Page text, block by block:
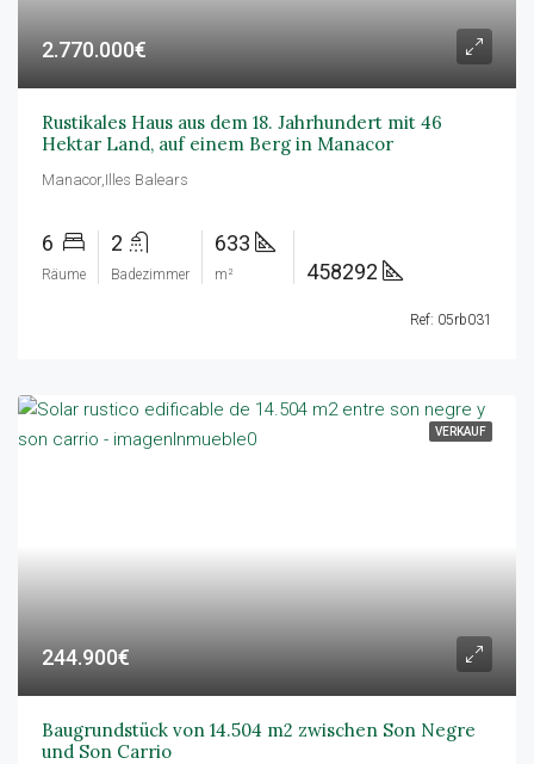
2.770.000€
Rustikales Haus aus dem 18. Jahrhundert mit 46
Hektar Land, auf einem Berg in Manacor
Manacor,Illes Balears
6
Räume
2
Badezimmer
633
m² 458292
Ref: 05rb031
VERKAUF
244.900€
Baugrundstück von 14.504 m2 zwischen Son Negre
und Son Carrio